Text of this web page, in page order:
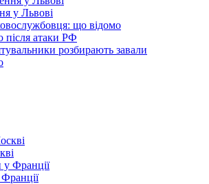
у Львові
що відомо
після атаки РФ
розбирають завали